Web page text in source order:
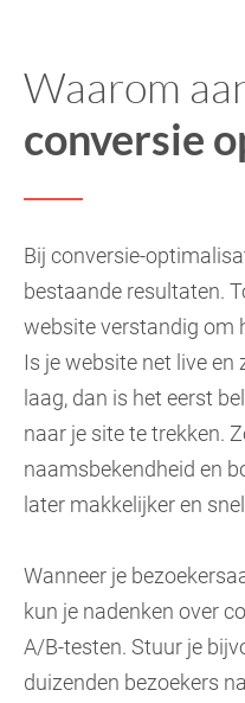
Waarom
conversie
Bij conversie-
bestaande resultaten.
website verstandig om
Is je website net live en
laag, dan is het eerst
naar je site te trekken.
naamsbekendheid en
later makkelijker en
Wanneer je
kun je nadenken over
A/B-testen. Stuur je
duizenden bezoekers